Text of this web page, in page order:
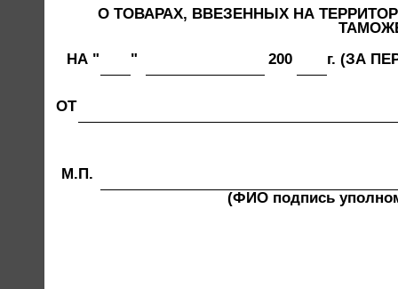
О ТОВАРАХ, ВВЕЗЕННЫХ НА
НА "
" 200 г. (ЗА
ОТ
М.П.
(ФИО подпись